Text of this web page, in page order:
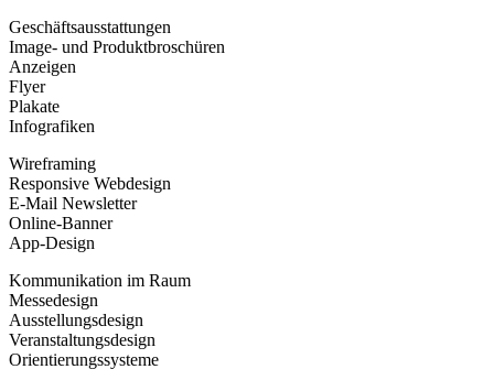
Geschäftsausstattungen
Image- und Produktbroschüren
Anzeigen
Flyer
Plakate
Infografiken
Wireframing
Responsive Webdesign
E-Mail Newsletter
Online-Banner
App-Design
Kommunikation im Raum
Messedesign
Ausstellungsdesign
Veranstaltungsdesign
Orientierungssysteme